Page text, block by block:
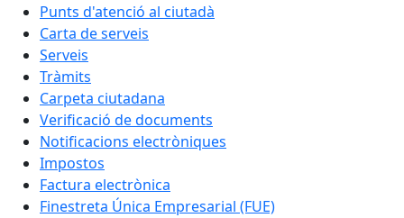
Punts d'atenció al ciutadà
Carta de serveis
Serveis
Tràmits
Carpeta ciutadana
Verificació de documents
Notificacions electròniques
Impostos
Factura electrònica
Finestreta Única Empresarial (FUE)